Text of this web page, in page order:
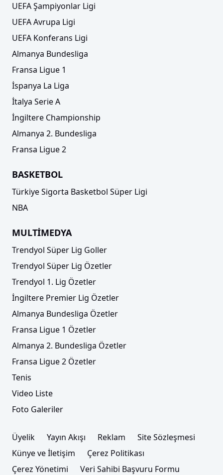
UEFA Şampiyonlar Ligi
UEFA Avrupa Ligi
UEFA Konferans Ligi
Almanya Bundesliga
Fransa Ligue 1
İspanya La Liga
İtalya Serie A
İngiltere Championship
Almanya 2. Bundesliga
Fransa Ligue 2
BASKETBOL
Türkiye Sigorta Basketbol Süper Ligi
NBA
MULTİMEDYA
Trendyol Süper Lig Goller
Trendyol Süper Lig Özetler
Trendyol 1. Lig Özetler
İngiltere Premier Lig Özetler
Almanya Bundesliga Özetler
Fransa Ligue 1 Özetler
Almanya 2. Bundesliga Özetler
Fransa Ligue 2 Özetler
Tenis
Video Liste
Foto Galeriler
Üyelik Yayın Akışı Reklam
Site Sözleşmesi
Künye ve İletişim
Çerez Politikası
Çerez Yönetimi
Veri Sahibi Başvuru Formu